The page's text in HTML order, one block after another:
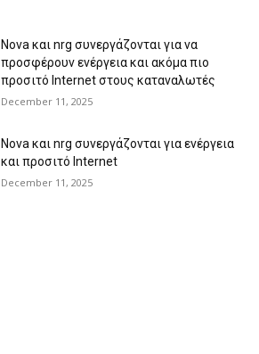
Nova και nrg συνεργάζονται για να
προσφέρουν ενέργεια και ακόμα πιο
προσιτό Internet στους καταναλωτές
December 11, 2025
Nova και nrg συνεργάζονται για ενέργεια
και προσιτό Internet
December 11, 2025